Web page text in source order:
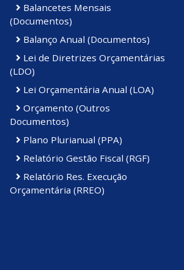
Balancetes Mensais
(Documentos)
Balanço Anual (Documentos)
Lei de Diretrizes Orçamentárias
(LDO)
Lei Orçamentária Anual (LOA)
Orçamento (Outros
Documentos)
Plano Plurianual (PPA)
Relatório Gestão Fiscal (RGF)
Relatório Res. Execução
Orçamentária (RREO)